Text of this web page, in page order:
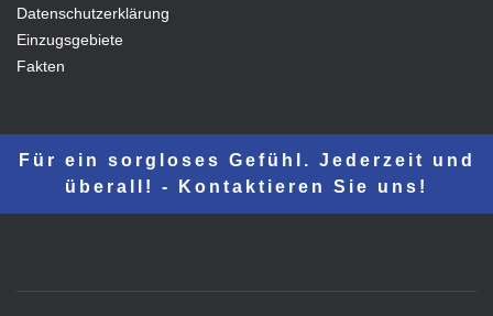
Datenschutzerklärung
Einzugsgebiete
Fakten
Für ein sorgloses Gefühl. Jederzeit und
überall! - Kontaktieren Sie uns!